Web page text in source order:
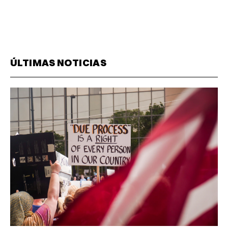
ÚLTIMAS NOTICIAS